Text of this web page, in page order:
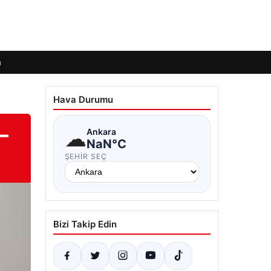
Hava Durumu
☁Ankara
NaN°C
ŞEHIR SEÇ
Bizi Takip Edin